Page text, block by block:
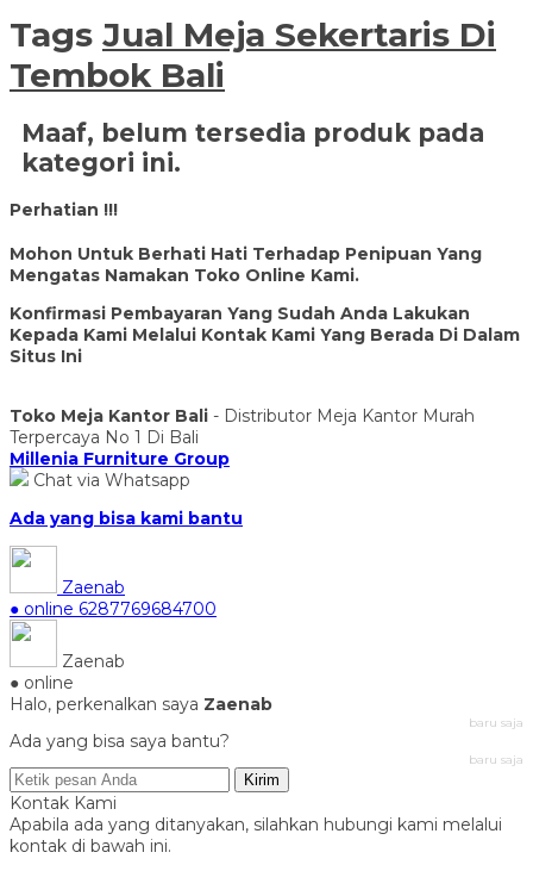
Tags Jual Meja Sekertaris Di
Tembok Bali
Maaf, belum tersedia produk pada
kategori ini.
Perhatian !!!
Mohon Untuk Berhati Hati Terhadap Penipuan Yang
Mengatas Namakan Toko Online Kami.
Konfirmasi Pembayaran Yang Sudah Anda Lakukan
Kepada Kami Melalui Kontak Kami Yang Berada Di Dalam
Situs Ini
Toko Meja Kantor Bali - Distributor Meja Kantor Murah
Terpercaya No 1 Di Bali
Millenia Furniture Group
Chat via Whatsapp
Ada yang bisa kami bantu
Zaenab
● online 6287769684700
Zaenab
● online
Halo, perkenalkan saya Zaenab
baru saja
Ada yang bisa saya bantu?
baru saja
Kirim
Kontak Kami
Apabila ada yang ditanyakan, silahkan hubungi kami melalui
kontak di bawah ini.